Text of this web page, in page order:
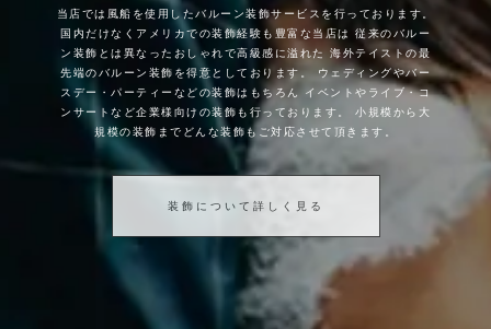
当店では風船を使用したバルーン装飾サービスを行っております。
国内だけなくアメリカでの装飾経験も豊富な当店は
従来のバルー
ン装飾とは異なったおしゃれで高級感に溢れた
海外テイストの最
先端のバルーン装飾を得意としております。
ウェディングやバー
スデー・パーティーなどの装飾はもちろん
イベントやライブ・コ
ンサートなど企業様向けの装飾も行っております。
小規模から大
規模の装飾までどんな装飾もご対応させて頂きます。
装飾について詳しく見る